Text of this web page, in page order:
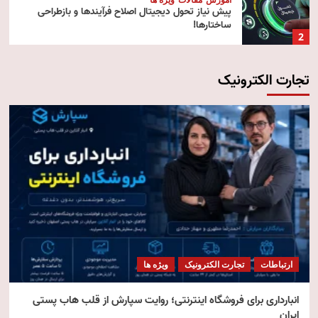
2
پیش‌ نیاز تحول دیجیتال اصلاح فرآیندها و بازطراحی
ساختارها!
3
آموزش
4
تکنولوژی مقالات ویژه ها
هوش مصنوعی استنتاجی
5
امنیت مقالات ویژه ها
امنیت فناوری اطلاعات
تجارت الکترونیک
ارتباطات تجارت الکترونیک ویژه ها
انبارداری برای فروشگاه اینترنتی؛ روایت سپارش از قلب هاب پستی